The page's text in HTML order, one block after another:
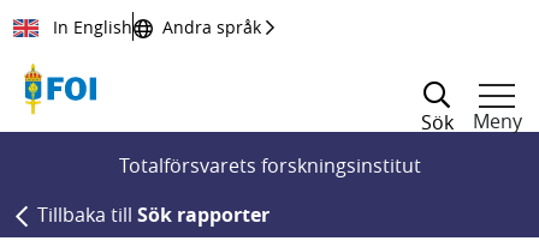
Till innehållet
In English Andra språk
Sök
Meny
Totalförsvarets forskningsinstitut
Tillbaka till Sök rapporter